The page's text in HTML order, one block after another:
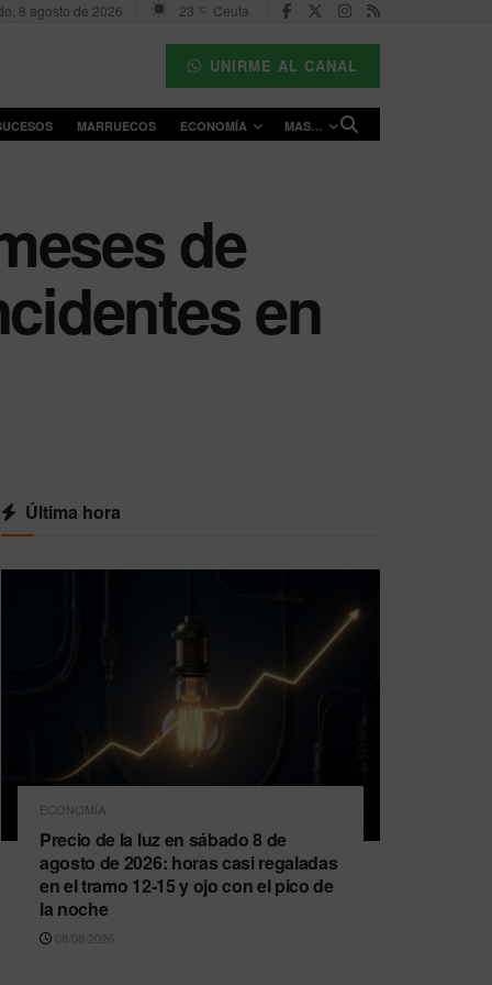
8 agosto de 2026 23 °C Ceuta
UNIRME AL CANAL
MARRUECOS ECONOMÍA MAS…
de
en
Última hora
ECONOMÍA
Precio de la luz en sábado 8 de
agosto de 2026: horas casi regaladas
en el tramo 12-15 y ojo con el pico de
la noche
08/08/2026